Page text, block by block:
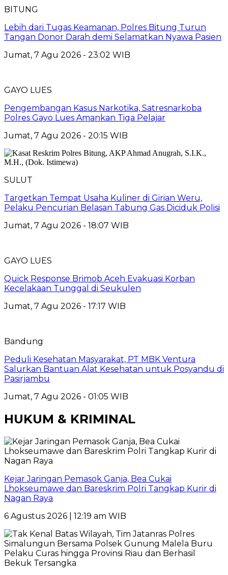
BITUNG
Lebih dari Tugas Keamanan, Polres Bitung Turun
Tangan Donor Darah demi Selamatkan Nyawa Pasien
Jumat, 7 Agu 2026 - 23:02 WIB
GAYO LUES
Pengembangan Kasus Narkotika, Satresnarkoba
Polres Gayo Lues Amankan Tiga Pelajar
Jumat, 7 Agu 2026 - 20:15 WIB
SULUT
Targetkan Tempat Usaha Kuliner di Girian Weru,
Pelaku Pencurian Belasan Tabung Gas Diciduk Polisi
Jumat, 7 Agu 2026 - 18:07 WIB
GAYO LUES
Quick Response Brimob Aceh Evakuasi Korban
Kecelakaan Tunggal di Seukulen
Jumat, 7 Agu 2026 - 17:17 WIB
Bandung
Peduli Kesehatan Masyarakat, PT MBK Ventura
Salurkan Bantuan Alat Kesehatan untuk Posyandu di
Pasirjambu
Jumat, 7 Agu 2026 - 01:05 WIB
HUKUM & KRIMINAL
Kejar Jaringan Pemasok Ganja, Bea Cukai
Lhokseumawe dan Bareskrim Polri Tangkap Kurir di
Nagan Raya
6 Agustus 2026 | 12:19 am WIB